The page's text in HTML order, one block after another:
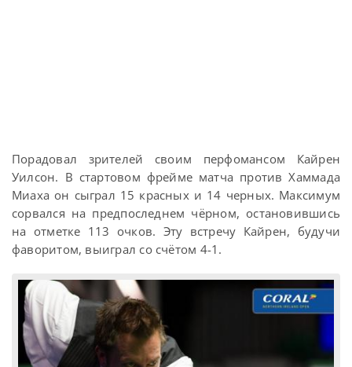
Порадовал зрителей своим перфомансом Кайрен
Уилсон. В стартовом фрейме матча против Хаммада
Миаха он сыграл 15 красных и 14 черных. Максимум
сорвался на предпоследнем чёрном, остановившись
на отметке 113 очков. Эту встречу Кайрен, будучи
фаворитом, выиграл со счётом 4-1.